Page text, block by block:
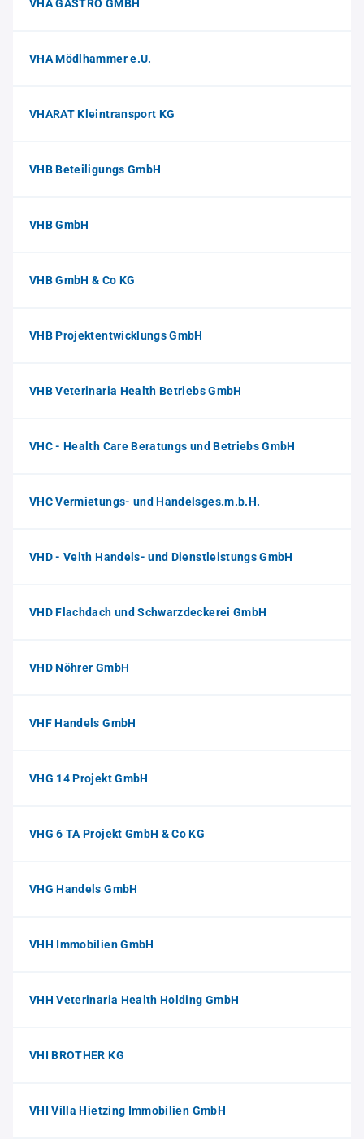
VHA GASTRO GMBH
VHA Mödlhammer e.U.
VHARAT Kleintransport KG
VHB Beteiligungs GmbH
VHB GmbH
VHB GmbH & Co KG
VHB Projektentwicklungs GmbH
VHB Veterinaria Health Betriebs GmbH
VHC - Health Care Beratungs und Betriebs GmbH
VHC Vermietungs- und Handelsges.m.b.H.
VHD - Veith Handels- und Dienstleistungs GmbH
VHD Flachdach und Schwarzdeckerei GmbH
VHD Nöhrer GmbH
VHF Handels GmbH
VHG 14 Projekt GmbH
VHG 6 TA Projekt GmbH & Co KG
VHG Handels GmbH
VHH Immobilien GmbH
VHH Veterinaria Health Holding GmbH
VHI BROTHER KG
VHI Villa Hietzing Immobilien GmbH